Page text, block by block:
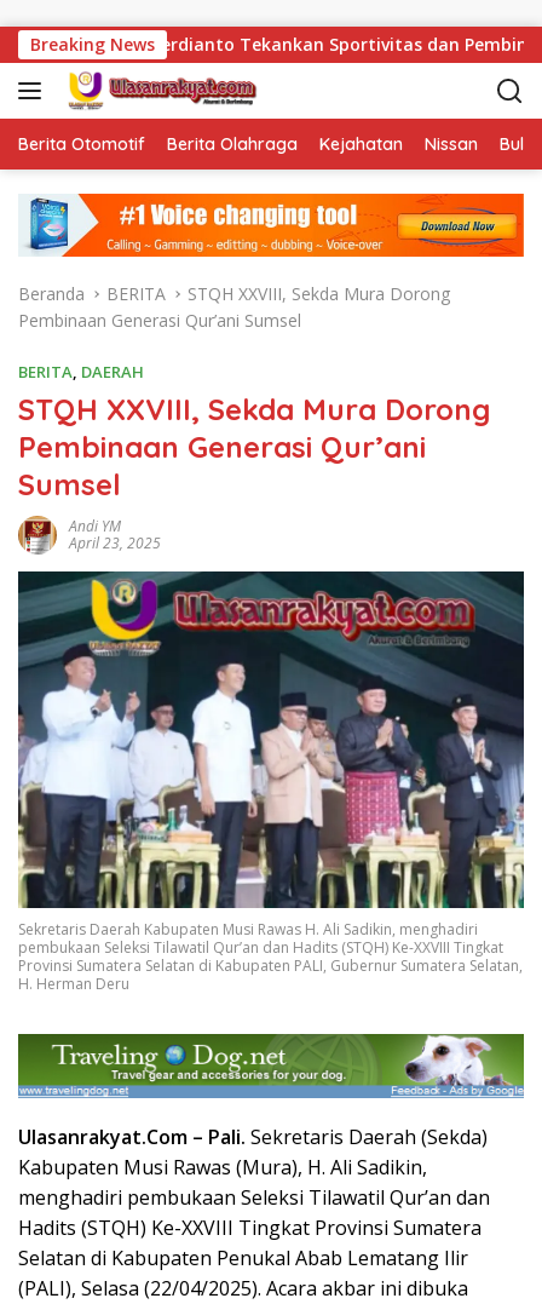
Breaking News
Herdianto Tekankan Sportivitas dan Pembinaan Warga
Berita Otomotif Berita Olahraga Kejahatan Nissan
Beranda BERITA
STQH XXVIII, Sekda Mura Dorong
Pembinaan Generasi Qur’ani Sumsel
BERITA, DAERAH
STQH XXVIII, Sekda Mura Dorong
Pembinaan Generasi Qur’ani
Sumsel
Andi YM
April 23, 2025
Sekretaris Daerah Kabupaten Musi Rawas H. Ali Sadikin, menghadiri
pembukaan Seleksi Tilawatil Qur’an dan Hadits (STQH) Ke-XXVIII Tingkat
Provinsi Sumatera Selatan di Kabupaten PALI, Gubernur Sumatera Selatan,
H. Herman Deru
Ulasanrakyat.Com – Pali. Sekretaris Daerah (Sekda)
Kabupaten Musi Rawas (Mura), H. Ali Sadikin,
menghadiri pembukaan Seleksi Tilawatil Qur’an dan
Hadits (STQH) Ke-XXVIII Tingkat Provinsi Sumatera
Selatan di Kabupaten Penukal Abab Lematang Ilir
(PALI), Selasa (22/04/2025). Acara akbar ini dibuka